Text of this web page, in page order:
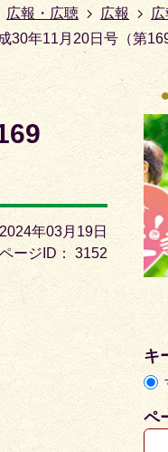
広報・広聴 広報
30年11月20日号（第169
年03月19日
ページID：
3152
2
枚
目
の
ス
ラ
イ
キ
ペ